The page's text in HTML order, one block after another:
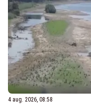
4 aug. 2026, 08:58